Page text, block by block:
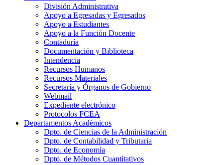
División Administrativa
Apoyo a Egresadas y Egresados
Apoyo a Estudiantes
Apoyo a la Función Docente
Contaduría
Documentación y Biblioteca
Intendencia
Recursos Humanos
Recursos Materiales
Secretaría y Órganos de Gobierno
Webmail
Expediente electrónico
Protocolos FCEA
Departamentos Académicos
Dpto. de Ciencias de la Administración
Dpto. de Contabilidad y Tributaria
Dpto. de Economía
Dpto. de Métodos Cuantitativos